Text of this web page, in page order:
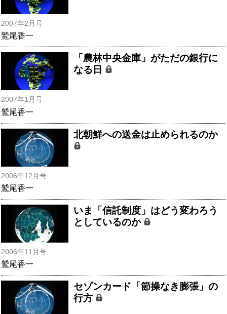
2007年2月号
鷲尾香一
「農林中央金庫」がただの銀行に
なる日
2007年1月号
鷲尾香一
北朝鮮への送金は止められるのか
2006年12月号
鷲尾香一
いま「信託制度」はどう変わろう
としているのか
2006年11月号
鷲尾香一
セゾンカード「節操なき膨張」の
行方